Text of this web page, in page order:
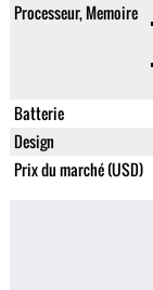
Processeur, Memoire
Batterie
Design
Prix du marché (USD)